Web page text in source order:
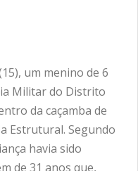
um menino de 6
Militar do Distrito
da caçamba de
Estrutural. Segundo
havia sido
de 31 anos que,